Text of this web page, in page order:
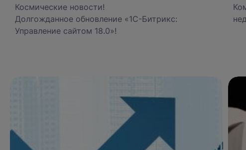
Космические новости!
Долгожданное обновление «1С-Битрикс:
Управление сайтом 18.0»!